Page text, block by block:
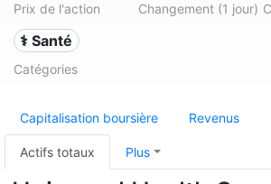
Prix de l'action Changement (1 jour)
⚕️ Santé
Catégories
Capitalisation boursière Revenus
Actifs totaux Plus